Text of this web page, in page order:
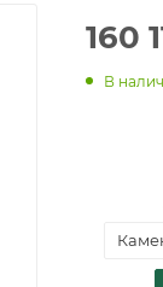
160
В